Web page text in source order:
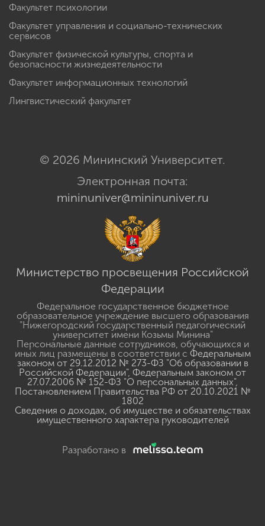
Факультет психологии
Факультет управления и социально-технических
сервисов
Факультет физической культуры, спорта и
безопасности жизнедеятельности
Факультет информационных технологий
Лингвистический факультет
© 2026 Мининский Университет.
Электронная почта:
mininuniver@mininuniver.ru
Министерство просвещения Российской
Федерации
Федеральное государственное бюджетное
образовательное учреждение высшего образования
"Нижегородский государственный педагогический
университет имени Козьмы Минина"
Персональные данные сотрудников, обучающихся и
иных лиц размещены в соответствии с Федеральным
законом от 29.12.2012 № 273-ФЗ "Об образовании в
Российской Федерации", Федеральным законом от
27.07.2006 № 152-ФЗ "О персональных данных",
Постановлением Правительства РФ от 20.10.2021 №
1802
Сведения о доходах, об имуществе и обязательствах
имущественного характера руководителей
Разработано в